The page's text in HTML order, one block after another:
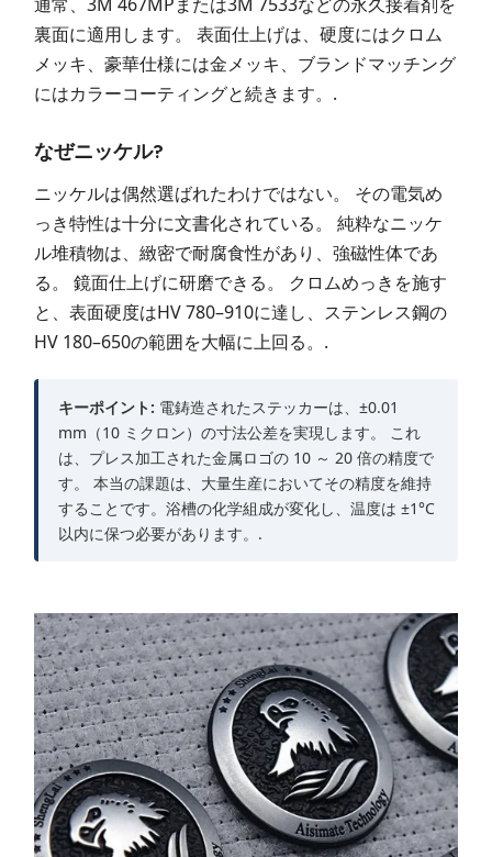
裏面に適用します。 表面仕上げは、硬度にはクロム
メッキ、豪華仕様には金メッキ、ブランドマッチング
にはカラーコーティングと続きます。.
なぜニッケル?
ニッケルは偶然選ばれたわけではない。 その電気め
っき特性は十分に文書化されている。 純粋なニッケ
ル堆積物は、緻密で耐腐食性があり、強磁性体であ
る。 鏡面仕上げに研磨できる。 クロムめっきを施す
と、表面硬度はHV 780–910に達し、ステンレス鋼の
HV 180–650の範囲を大幅に上回る。.
キーポイント: 電鋳造されたステッカーは、±0.01
mm（10 ミクロン）の寸法公差を実現します。 これ
は、プレス加工された金属ロゴの 10 ～ 20 倍の精度で
す。 本当の課題は、大量生産においてその精度を維持
することです。浴槽の化学組成が変化し、温度は ±1°C
以内に保つ必要があります。.